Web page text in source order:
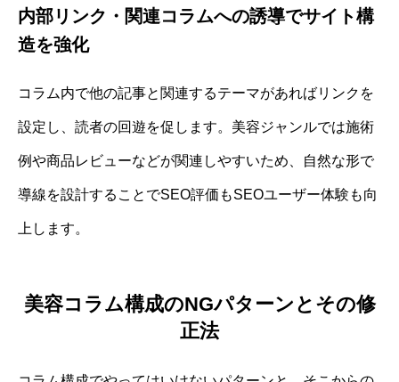
内部リンク・関連コラムへの誘導でサイト構
造を強化
コラム内で他の記事と関連するテーマがあればリンクを
設定し、読者の回遊を促します。美容ジャンルでは施術
例や商品レビューなどが関連しやすいため、自然な形で
導線を設計することでSEO評価もSEOユーザー体験も向
上します。
美容コラム構成のNGパターンとその修
正法